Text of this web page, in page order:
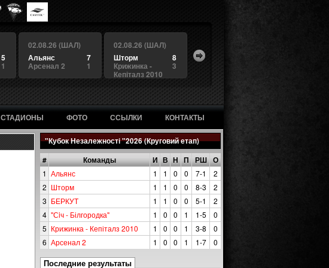
5
1
02.08.26 (ШАЛ)
7
Альянс
1
Арсенал 2
02.08.26 (ШАЛ)
8
Шторм
3
Крижинка -
Кепіталз 2010
СТАДИОНЫ ФОТО ССЫЛКИ КОНТАКТЫ
"Кубок Незалежності "2026 (Круговий етап)
# Команды И В Н П РШ О
1 Альянс 1 1 0 0 7-1
2
2 Шторм 1 1 0 0 8-3
2
3 БЕРКУТ 1 1 0 0 5-1
2
4 "Сiч - Білгородка" 1 0 0 1 1-5
0
5 Крижинка - Кепіталз 2010 1 0 0 1 3-8
0
6 Арсенал 2 1 0 0 1 1-7 0
Последние результаты